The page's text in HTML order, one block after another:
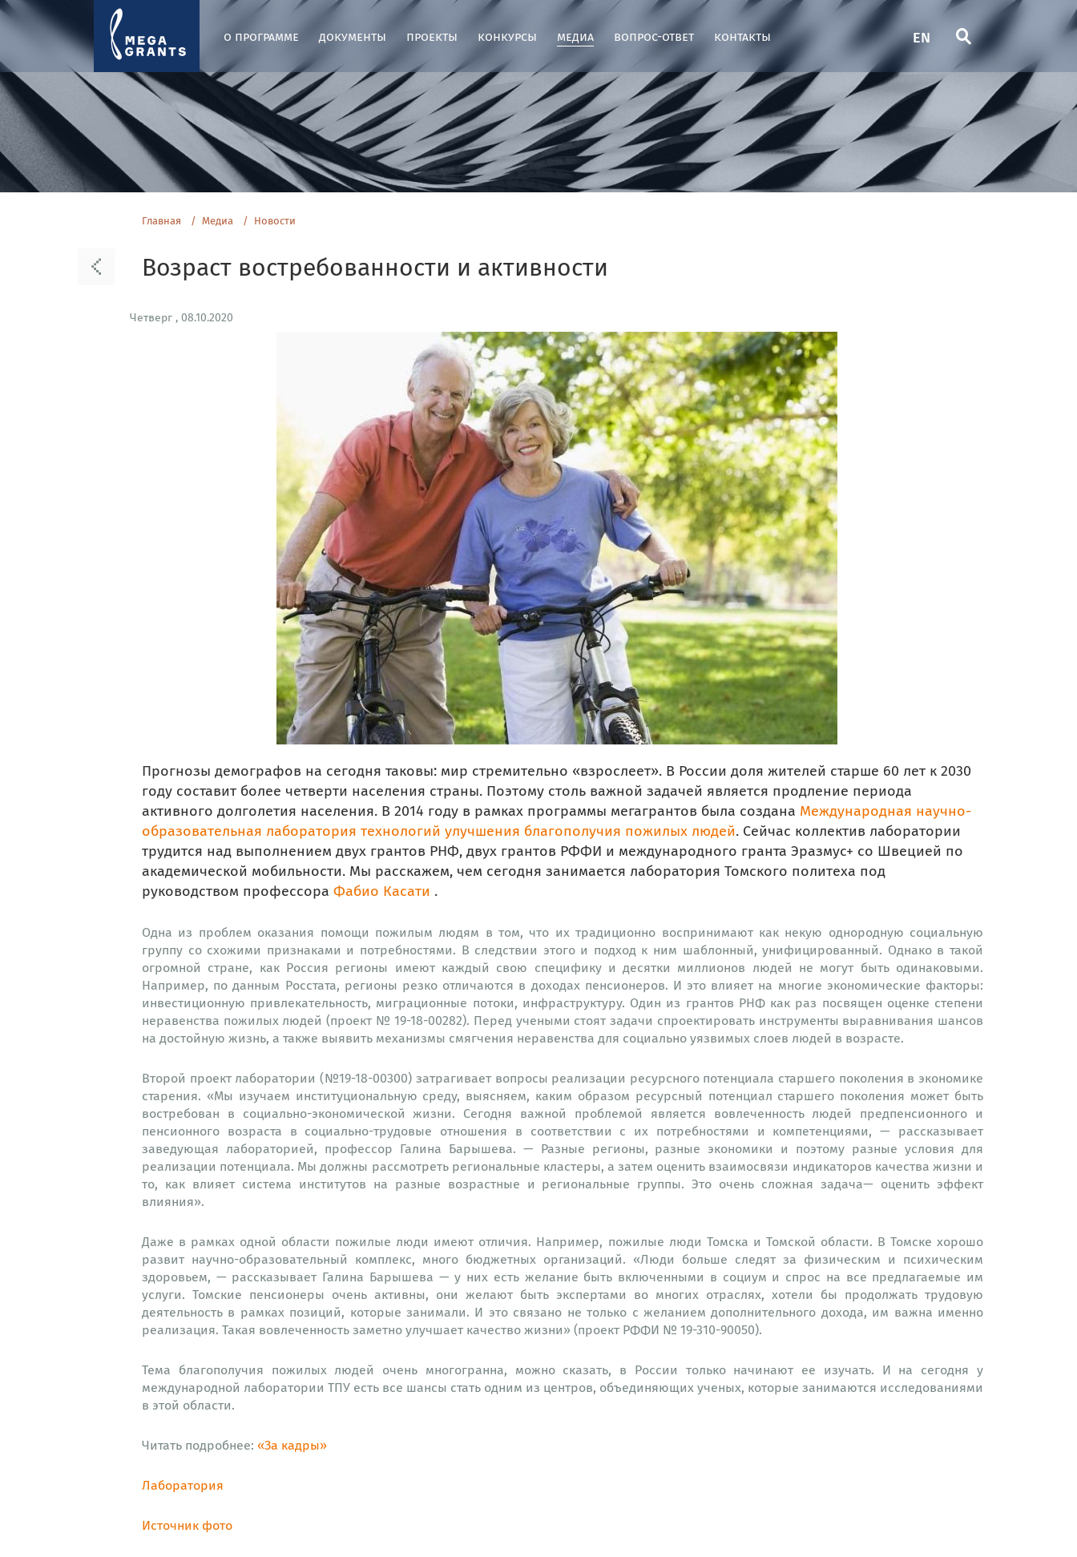
о программе документы проекты конкурсы медиа вопрос-ответ контакты EN
Главная Медиа Новости
Возраст востребованности и активности
Четверг , 08.10.2020
Прогнозы демографов на сегодня таковы: мир стремительно «взрослеет». В России доля жителей старше 60 лет к 2030
году составит более четверти населения страны. Поэтому столь важной задачей является продление периода
активного долголетия населения. В 2014 году в рамках программы мегагрантов была создана Международная научно-
образовательная лаборатория технологий улучшения благополучия пожилых людей. Сейчас коллектив лаборатории
трудится над выполнением двух грантов РНФ, двух грантов РФФИ и международного гранта Эразмус+ со Швецией по
академической мобильности. Мы расскажем, чем сегодня занимается лаборатория Томского политеха под
руководством профессора Фабио Касати .
Одна из проблем оказания помощи пожилым людям в том, что их традиционно воспринимают как некую однородную социальную
группу со схожими признаками и потребностями. В следствии этого и подход к ним шаблонный, унифицированный. Однако в такой
огромной стране, как Россия регионы имеют каждый свою специфику и десятки миллионов людей не могут быть одинаковыми.
Например, по данным Росстата, регионы резко отличаются в доходах пенсионеров. И это влияет на многие экономические факторы:
инвестиционную привлекательность, миграционные потоки, инфраструктуру. Один из грантов РНФ как раз посвящен оценке степени
неравенства пожилых людей (проект № 19-18-00282). Перед учеными стоят задачи спроектировать инструменты выравнивания шансов
на достойную жизнь, а также выявить механизмы смягчения неравенства для социально уязвимых слоев людей в возрасте.
Второй проект лаборатории (№19-18-00300) затрагивает вопросы реализации ресурсного потенциала старшего поколения в экономике
старения. «Мы изучаем институциональную среду, выясняем, каким образом ресурсный потенциал старшего поколения может быть
востребован в социально-экономической жизни. Сегодня важной проблемой является вовлеченность людей предпенсионного и
пенсионного возраста в социально-трудовые отношения в соответствии с их потребностями и компетенциями, — рассказывает
заведующая лабораторией, профессор Галина Барышева. — Разные регионы, разные экономики и поэтому разные условия для
реализации потенциала. Мы должны рассмотреть региональные кластеры, а затем оценить взаимосвязи индикаторов качества жизни и
то, как влияет система институтов на разные возрастные и региональные группы. Это очень сложная задача— оценить эффект
влияния».
Даже в рамках одной области пожилые люди имеют отличия. Например, пожилые люди Томска и Томской области. В Томске хорошо
развит научно-образовательный комплекс, много бюджетных организаций. «Люди больше следят за физическим и психическим
здоровьем, — рассказывает Галина Барышева — у них есть желание быть включенными в социум и спрос на все предлагаемые им
услуги. Томские пенсионеры очень активны, они желают быть экспертами во многих отраслях, хотели бы продолжать трудовую
деятельность в рамках позиций, которые занимали. И это связано не только с желанием дополнительного дохода, им важна именно
реализация. Такая вовлеченность заметно улучшает качество жизни» (проект РФФИ № 19-310-90050).
Тема благополучия пожилых людей очень многогранна, можно сказать, в России только начинают ее изучать. И на сегодня у
международной лаборатории ТПУ есть все шансы стать одним из центров, объединяющих ученых, которые занимаются исследованиями
в этой области.
Читать подробнее: «За кадры»
Лаборатория
Источник фото